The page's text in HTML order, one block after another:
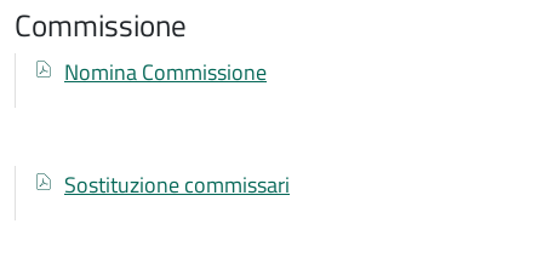
Commissione
Commissione
Documenti
Documento
Nomina Commissione
Documenti
Documento
Sostituzione commissari